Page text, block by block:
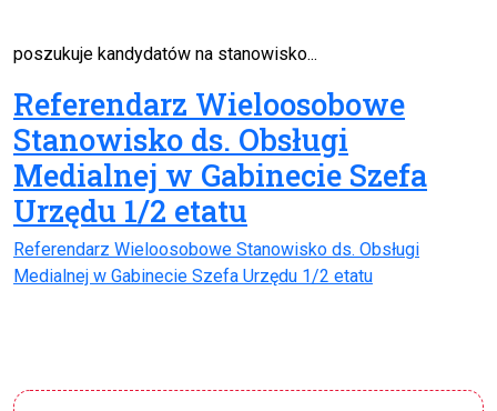
poszukuje kandydatów na stanowisko...
Referendarz Wieloosobowe
Stanowisko ds. Obsługi
Medialnej w Gabinecie Szefa
Urzędu 1/2 etatu
Referendarz Wieloosobowe Stanowisko ds. Obsługi
Medialnej w Gabinecie Szefa Urzędu 1/2 etatu